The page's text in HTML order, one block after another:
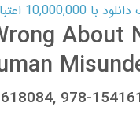
کتاب! کلیک کنید
About
978-